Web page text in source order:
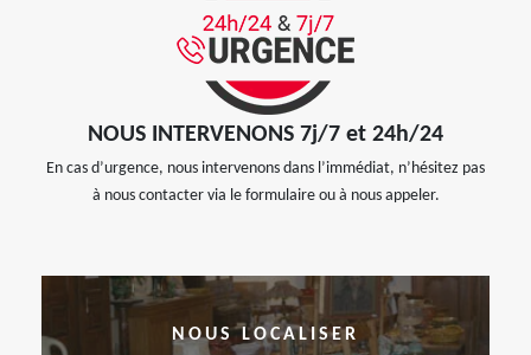
NOUS INTERVENONS 7j/7 et 24h/24
En cas d’urgence, nous intervenons dans l’immédiat, n’hésitez pas
à nous contacter via le formulaire ou à nous appeler.
NOUS LOCALISER